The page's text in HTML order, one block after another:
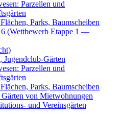
Parzellen und
Parks, Baumscheiben
(Wettbewerb Etappe 1 —
Jugendclub-Gärten
Parzellen und
Parks, Baumscheiben
von Mietwohnungen
und Vereinsgärten